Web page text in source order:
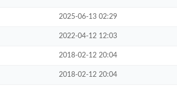
2025-06-13 02:29
2022-04-12 12:03
2018-02-12 20:04
2018-02-12 20:04